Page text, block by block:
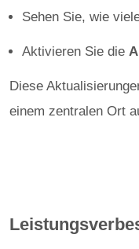
Sehen Sie, wie
Aktivieren Sie die
Diese
einem zentralen Ort